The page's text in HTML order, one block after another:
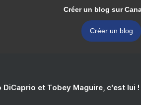
Créer un blog sur
Créer un blog
DiCaprio et Tobey Maguire, c'est lui